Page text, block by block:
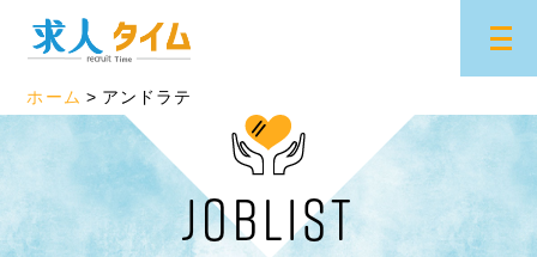
ホーム アンドラテ
JOBLIST